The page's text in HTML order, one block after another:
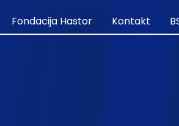
Fondacija Hastor Kontakt